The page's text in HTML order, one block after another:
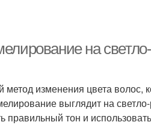
на
изменения цвета волос,
выглядит на
правильный тон и